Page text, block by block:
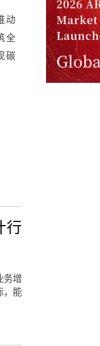
动
全
碳
行
务增
，能